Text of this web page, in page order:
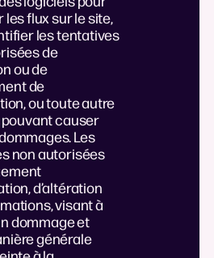
flux sur le site,
les tentatives
de
ou de
de
ou toute autre
causer
Les
non autorisées
d’altération
visant à
dommage et
générale